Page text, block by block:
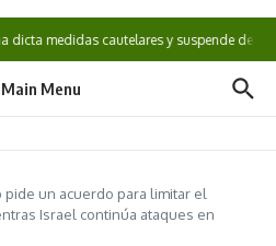
dicta medidas cautelares y suspende
Main Menu
pide un acuerdo para limitar el
Israel continúa ataques en